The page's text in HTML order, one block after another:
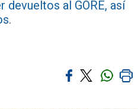
al GORE, así